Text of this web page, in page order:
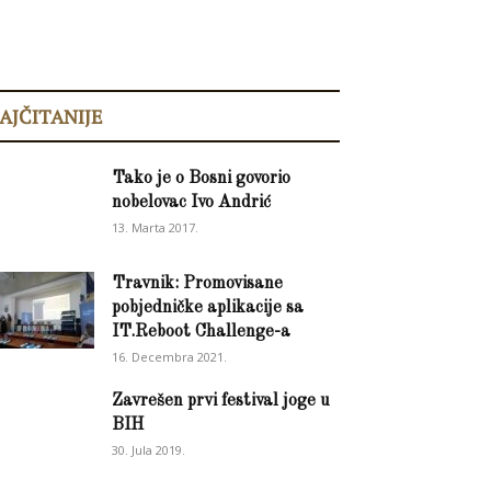
Tako je o Bosni govorio
nobelovac Ivo Andrić
13. Marta 2017.
Travnik: Promovisane
pobjedničke aplikacije sa
IT.Reboot Challenge-a
16. Decembra 2021.
Zavrešen prvi festival joge u
BIH
30. Jula 2019.